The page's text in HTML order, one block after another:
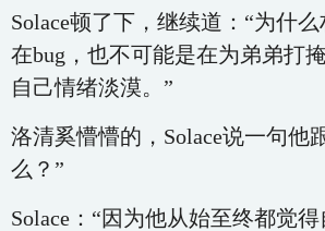
Solace顿了下，继续道：“为什
在bug，也不可能是在为弟弟打
自己情绪淡漠。”
洛清奚懵懵的，Solace说一句他
么？”
Solace：“因为他从始至终都觉